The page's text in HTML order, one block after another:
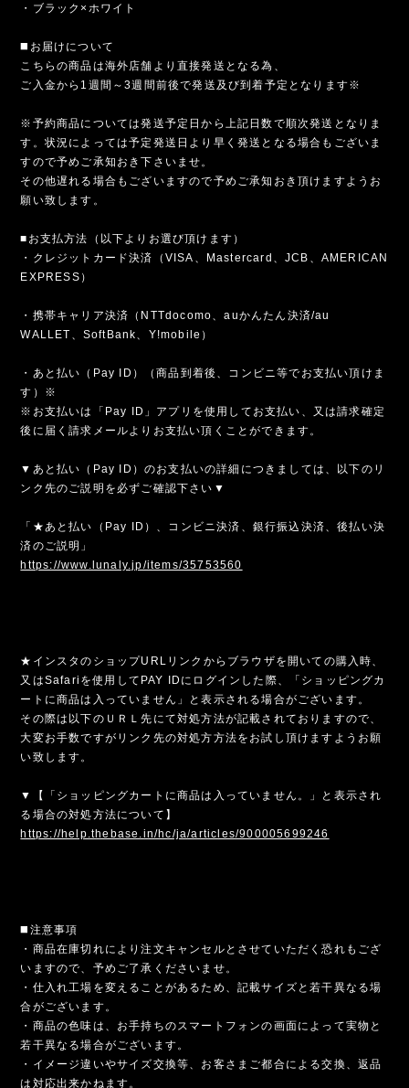
・ブラック×ホワイト
◼️お届けについて
こちらの商品は海外店舗より直接発送となる為、
ご入金から1週間～3週間前後で発送及び到着予定となります※
※予約商品については発送予定日から上記日数で順次発送となりま
す。状況によっては予定発送日より早く発送となる場合もございま
すので予めご承知おき下さいませ。
その他遅れる場合もございますので予めご承知おき頂けますようお
願い致します。
■お支払方法（以下よりお選び頂けます）
・クレジットカード決済（VISA、Mastercard、JCB、AMERICAN
EXPRESS）
・携帯キャリア決済（NTTdocomo、auかんたん決済/au
WALLET、SoftBank、Y!mobile）
・あと払い（Pay ID）（商品到着後、コンビニ等でお支払い頂けま
す）※
※お支払いは「Pay ID」アプリを使用してお支払い、又は請求確定
後に届く請求メールよりお支払い頂くことができます。
▼あと払い（Pay ID）のお支払いの詳細につきましては、以下のリ
ンク先のご説明を必ずご確認下さい▼
「★あと払い（Pay ID）、コンビニ決済、銀行振込決済、後払い決
済のご説明」
https://www.lunaly.jp/items/35753560
★インスタのショップURLリンクからブラウザを開いての購入時、
又はSafariを使用してPAY IDにログインした際、「ショッピングカ
ートに商品は入っていません」と表示される場合がございます。
その際は以下のＵＲＬ先にて対処方法が記載されておりますので、
大変お手数ですがリンク先の対処方方法をお試し頂けますようお願
い致します。
▼【「ショッピングカートに商品は入っていません。」と表示され
る場合の対処方法について】
https://help.thebase.in/hc/ja/articles/900005699246
◼️注意事項
・商品在庫切れにより注文キャンセルとさせていただく恐れもござ
いますので、予めご了承くださいませ。
・仕入れ工場を変えることがあるため、記載サイズと若干異なる場
合がございます。
・商品の色味は、お手持ちのスマートフォンの画面によって実物と
若干異なる場合がございます。
・イメージ違いやサイズ交換等、お客さまご都合による交換、返品
は対応出来かねます。